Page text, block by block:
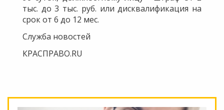
тыс. до 3 тыс. руб. или дисквалификация на
срок от 6 до 12 мес.
Служба новостей
КРАСПРАВО.RU